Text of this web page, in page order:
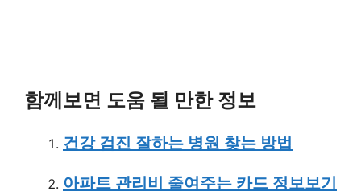
함께보면 도움 될 만한 정보
건강 검진 잘하는 병원 찾는 방법
아파트 관리비 줄여주는 카드 정보보기